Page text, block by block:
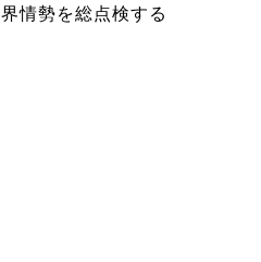
界情勢を総点検する